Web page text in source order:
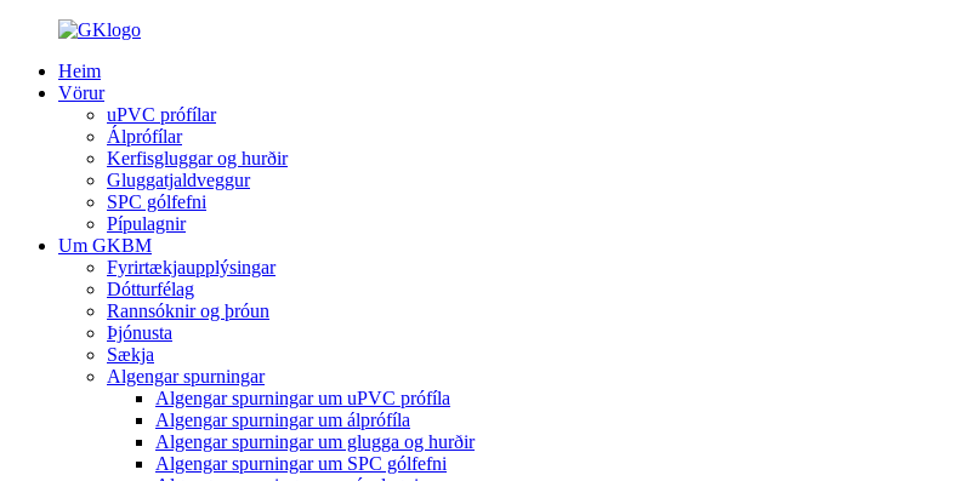
Heim
Vörur
uPVC prófílar
Álprófílar
Kerfisgluggar og hurðir
Gluggatjaldveggur
SPC gólfefni
Pípulagnir
Um GKBM
Fyrirtækjaupplýsingar
Dótturfélag
Rannsóknir og þróun
Þjónusta
Sækja
Algengar spurningar
Algengar spurningar um uPVC prófíla
Algengar spurningar um álprófíla
Algengar spurningar um glugga og hurðir
Algengar spurningar um SPC gólfefni